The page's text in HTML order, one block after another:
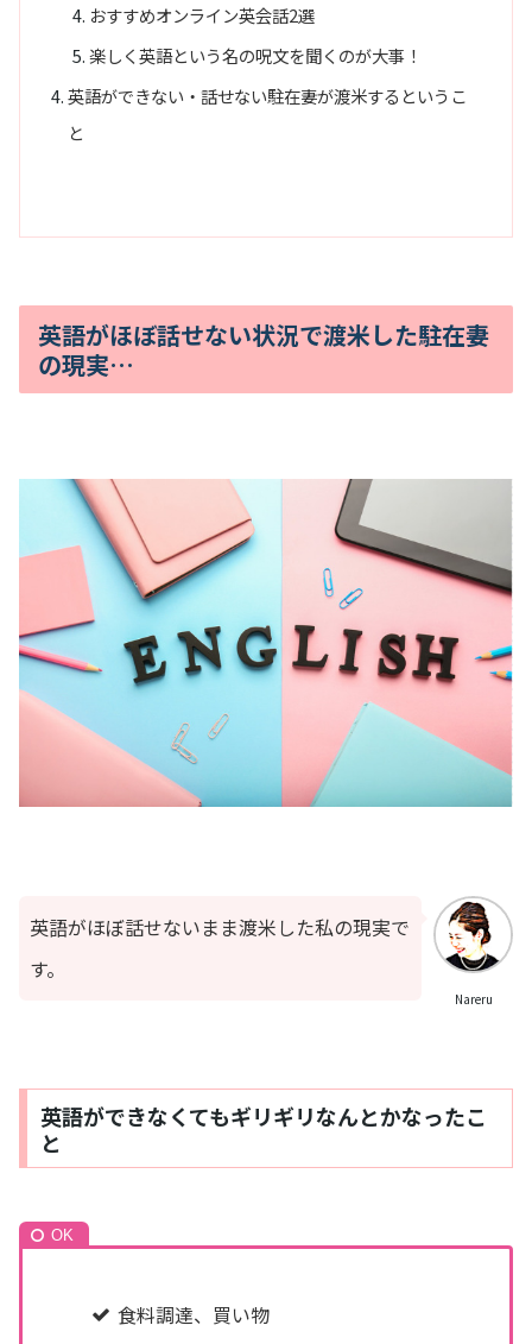
おすすめオンライン英会話2選
楽しく英語という名の呪文を聞くのが大事！
英語ができない・話せない駐在妻が渡米するというこ
と
英語がほぼ話せない状況で渡米した駐在妻
の現実…
Nareru
英語がほぼ話せないまま渡米した私の現実で
す。
英語ができなくてもギリギリなんとかなったこ
と
食料調達、買い物